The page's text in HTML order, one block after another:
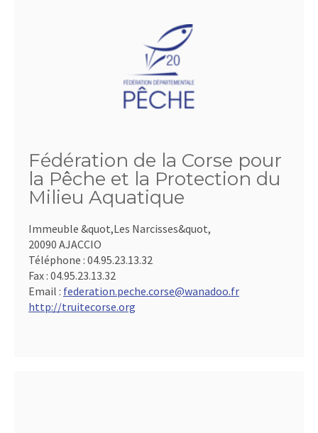
Fédération de la Corse pour
la Pêche et la Protection du
Milieu Aquatique
Immeuble &quot,Les Narcisses&quot,
20090 AJACCIO
Téléphone : 04.95.23.13.32
Fax : 04.95.23.13.32
Email : federation.peche.corse@wanadoo.fr
http://truitecorse.org